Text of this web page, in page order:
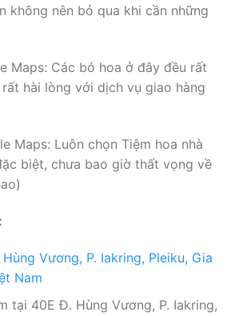
không nên bỏ qua khi cần những
Maps: Các bó hoa ở đây đều rất
hài lòng với dịch vụ giao hàng
Maps: Luôn chọn Tiệm hoa nhà
biệt, chưa bao giờ thất vọng về
Vương, P. Iakring, Pleiku, Gia
Nam
tại 40E Đ. Hùng Vương, P. Iakring,